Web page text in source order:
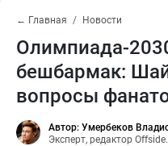
← Главная Новости
Олимпиада-
бешбармак:
вопросы
Автор: Умербеков
Эксперт, редактор